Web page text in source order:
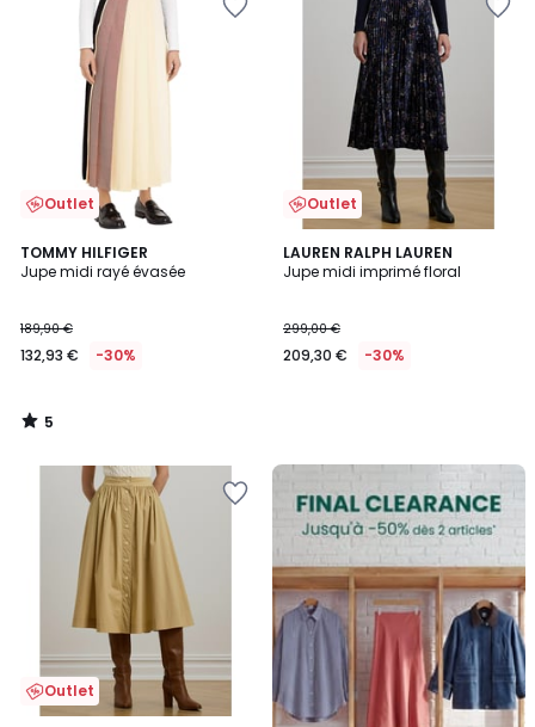
Outlet
TOMMY HILFIGER
Jupe midi rayé évasée
189,90 €
132,93 € -30%
5
/
5
/
Outlet
LAUREN RALPH LAUREN
Jupe midi imprimé floral
299,00 €
209,30 € -30%
Outlet
FINAL
CLEARANCE